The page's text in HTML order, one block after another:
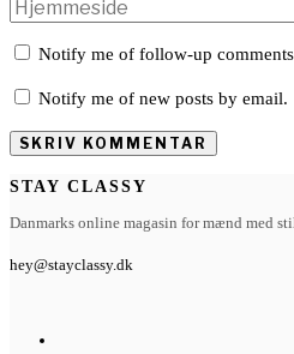
Notify me of follow-up
Notify me of new posts by email.
STAY CLASSY
Danmarks online magasin for mænd med
hey@stayclassy.dk